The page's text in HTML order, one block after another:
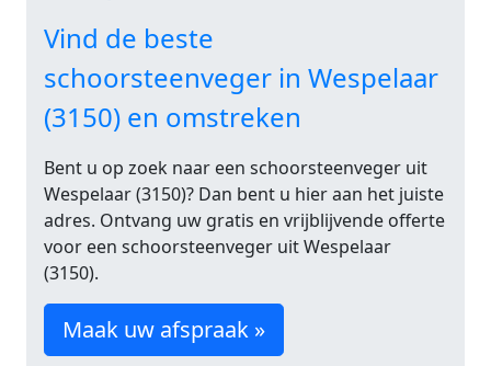
Vind de beste
schoorsteenveger in Wespelaar
(3150) en omstreken
Bent u op zoek naar een schoorsteenveger uit
Wespelaar (3150)? Dan bent u hier aan het juiste
adres. Ontvang uw gratis en vrijblijvende offerte
voor een schoorsteenveger uit Wespelaar
(3150).
Maak uw afspraak »